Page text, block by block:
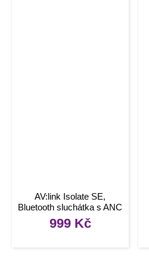
AV:link Isolate SE,
Bluetooth sluchátka s ANC
999 Kč